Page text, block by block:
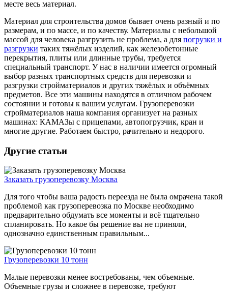
месте весь материал.
Материал для строительства домов бывает очень разный и по
размерам, и по массе, и по качеству. Материалы с небольшой
массой для человека разгрузить не проблема, а для погрузки и
разгрузки таких тяжёлых изделий, как железобетонные
перекрытия, плиты или длинные трубы, требуется
специальный транспорт. У нас в наличии имеется огромный
выбор разных транспортных средств для перевозки и
разгрузки стройматериалов и других тяжёлых и объёмных
предметов. Все эти машины находятся в отличном рабочем
состоянии и готовы к вашим услугам. Грузоперевозки
стройматериалов наша компания организует на разных
машинах: КАМАЗы с прицепами, автопогрузчик, кран и
многие другие. Работаем быстро, рачительно и недорого.
Другие статьи
Заказать грузоперевозку Москва
Для того чтобы ваша радость переезда не была омрачена такой
проблемой как грузоперевозка по Москве необходимо
предварительно обдумать все моменты и всё тщательно
спланировать. Но какое бы решение вы не приняли,
однозначно единственным правильным...
Грузоперевозки 10 тонн
Малые перевозки менее востребованы, чем объемные.
Объемные грузы и сложнее в перевозке, требуют